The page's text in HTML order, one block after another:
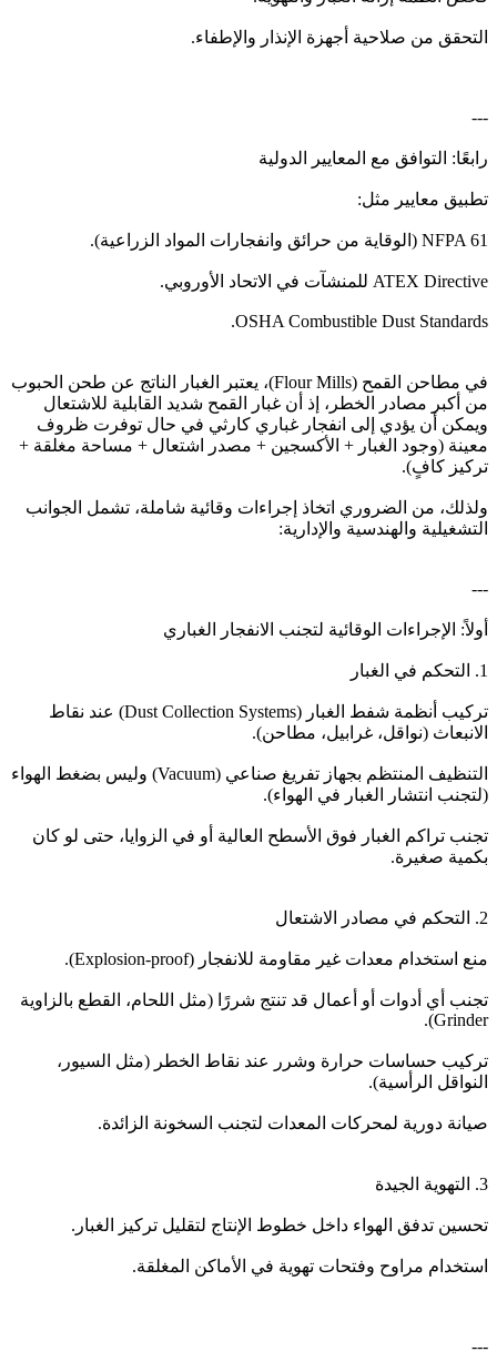
التحقق من صلاحية أجهزة الإنذار والإطفاء.
---
رابعًا: التوافق مع المعايير الدولية
تطبيق معايير مثل:
NFPA 61 (الوقاية من حرائق وانفجارات المواد الزراعية).
ATEX Directive للمنشآت في الاتحاد الأوروبي.
OSHA Combustible Dust Standards.
في مطاحن القمح (Flour Mills)، يعتبر الغبار الناتج عن طحن الحبوب
من أكبر مصادر الخطر، إذ أن غبار القمح شديد القابلية للاشتعال
ويمكن أن يؤدي إلى انفجار غباري كارثي في حال توفرت ظروف
معينة (وجود الغبار + الأكسجين + مصدر اشتعال + مساحة مغلقة +
تركيز كافٍ).
ولذلك، من الضروري اتخاذ إجراءات وقائية شاملة، تشمل الجوانب
التشغيلية والهندسية والإدارية:
---
أولاً: الإجراءات الوقائية لتجنب الانفجار الغباري
1. التحكم في الغبار
تركيب أنظمة شفط الغبار (Dust Collection Systems) عند نقاط
الانبعاث (نواقل، غرابيل، مطاحن).
التنظيف المنتظم بجهاز تفريغ صناعي (Vacuum) وليس بضغط الهواء
(لتجنب انتشار الغبار في الهواء).
تجنب تراكم الغبار فوق الأسطح العالية أو في الزوايا، حتى لو كان
بكمية صغيرة.
2. التحكم في مصادر الاشتعال
منع استخدام معدات غير مقاومة للانفجار (Explosion-proof).
تجنب أي أدوات أو أعمال قد تنتج شررًا (مثل اللحام، القطع بالزاوية
Grinder).
تركيب حساسات حرارة وشرر عند نقاط الخطر (مثل السيور،
النواقل الرأسية).
صيانة دورية لمحركات المعدات لتجنب السخونة الزائدة.
3. التهوية الجيدة
تحسين تدفق الهواء داخل خطوط الإنتاج لتقليل تركيز الغبار.
استخدام مراوح وفتحات تهوية في الأماكن المغلقة.
---